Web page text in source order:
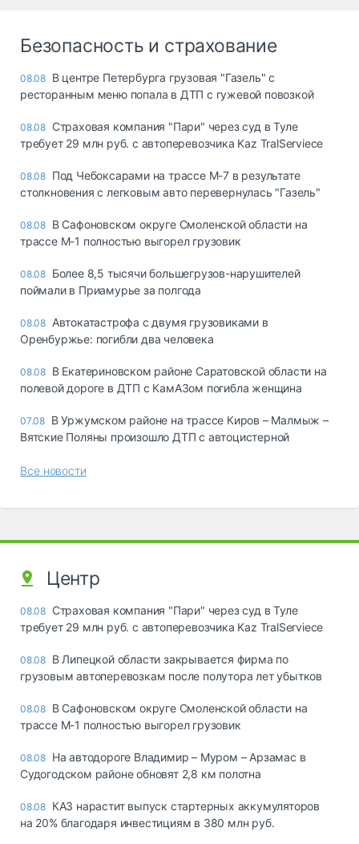
Безопасность и страхование
08.08 В центре Петербурга грузовая "Газель" с
ресторанным меню попала в ДТП с гужевой повозкой
08.08 Страховая компания "Пари" через суд в Туле
требует 29 млн руб. с автоперевозчика Kaz TralServiece
08.08 Под Чебоксарами на трассе М-7 в результате
столкновения с легковым авто перевернулась "Газель"
08.08 В Сафоновском округе Смоленской области на
трассе М-1 полностью выгорел грузовик
08.08 Более 8,5 тысячи большегрузов-нарушителей
поймали в Приамурье за полгода
08.08 Автокатастрофа с двумя грузовиками в
Оренбуржье: погибли два человека
08.08 В Екатериновском районе Саратовской области на
полевой дороге в ДТП с КамАЗом погибла женщина
07.08 В Уржумском районе на трассе Киров – Малмыж –
Вятские Поляны произошло ДТП с автоцистерной
Все новости
Центр
08.08 Страховая компания "Пари" через суд в Туле
требует 29 млн руб. с автоперевозчика Kaz TralServiece
08.08 В Липецкой области закрывается фирма по
грузовым автоперевозкам после полутора лет убытков
08.08 В Сафоновском округе Смоленской области на
трассе М-1 полностью выгорел грузовик
08.08 На автодороге Владимир – Муром – Арзамас в
Судогодском районе обновят 2,8 км полотна
08.08 КАЗ нарастит выпуск стартерных аккумуляторов
на 20% благодаря инвестициям в 380 млн руб.